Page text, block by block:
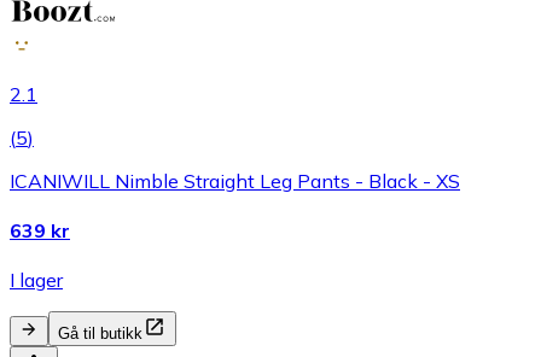
2.1
(5)
ICANIWILL Nimble Straight Leg Pants - Black - XS
639 kr
I lager
Gå til butikk